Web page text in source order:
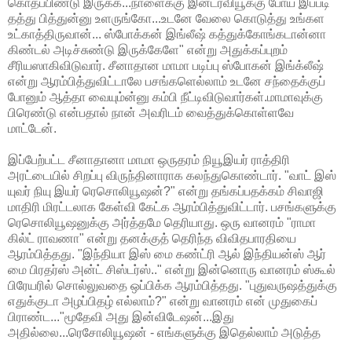
கொதப்பிண்டு இருக்க...நாளைக்கு இன்டர்வியூக்கு போய் இப்படி
தத்து பித்துன்னு உளருங்கோ...உடனே வேலை கொடுத்து உங்கள
உட்காத்திருவான்... ஸ்போக்கன் இங்லீஷ் கத்துக்கோங்கடான்னா
கிண்டல் அடிச்சுண்டு இருக்கேளே" என்று அதுக்கப்புறம்
சீரியஸாகிவிடுவார். சீனாதான மாமா படிப்பு ஸ்போகன் இங்க்லீஷ்
என்று ஆரம்பித்துவிட்டாலே பசங்களெல்லாம் உடனே சந்தைக்குப்
போனும் ஆத்தா வையும்ன்னு கம்பி நீட்டிவிடுவார்கள்.மாமாவுக்கு
பிரெண்டு என்பதால் நான் அவரிடம் வைத்துக்கொள்ளவே
மாட்டேன்.
இப்பேற்பட்ட சீனாதானா மாமா ஒருதரம் நியூஇயர் ராத்திரி
அரட்டையில் சிறப்பு விருந்தினாராக கலந்துகொண்டார். "வாட் இஸ்
யுவர் நியு இயர் ரெசொலியூஷன்?" என்று தங்கப்பதக்கம் சிவாஜி
மாதிரி மிரட்டலாக கேள்வி கேட்க ஆரம்பித்துவிட்டார். பசங்களுக்கு
ரெசொலியூஷனுக்கு அர்த்தமே தெரியாது. ஒரு வானரம் "ராமா
கில்ட் ராவணா" என்று தனக்குத் தெரிந்த விவிதபாரதியை
ஆரம்பித்தது. "இந்தியா இஸ் மை கண்ட்ரி ஆல் இந்தியன்ஸ் ஆர்
மை பிரதர்ஸ் அன்ட் சிஸ்டர்ஸ்.." என்று இன்னொரு வானரம் ஸ்கூல்
பிரேயரில் சொல்லுவதை ஒப்பிக்க ஆரம்பித்தது. "புதுவருஷத்துக்கு
எதுக்குடா அழப்பிதழ் எல்லாம்?" என்று வானரம் என் முதுகைப்
பிராண்ட..."மூதேவி அது இன்விடேஷன்...இது
அதில்லை...ரெசோலியூஷன் - எங்களுக்கு இதெல்லாம் அடுத்த